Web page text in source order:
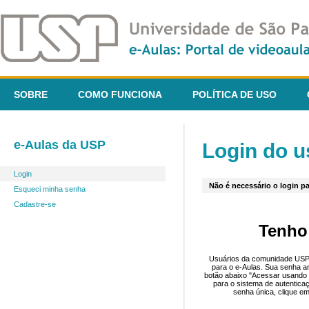
SOBRE COMO FUNCIONA POLÍTICA DE USO
e-Aulas da USP
Login
Esqueci minha senha
Cadastre-se
Login do
Não é necessário o login
Usuários da comunidade
para o e-Aulas. Sua senha
botão abaixo "Acessar
para o sistema de
senha única, clique